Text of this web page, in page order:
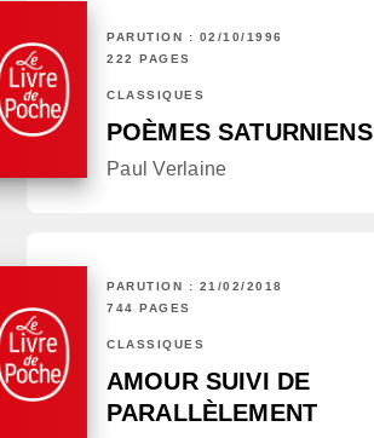
PARUTION : 02/10/1996
222 PAGES
CLASSIQUES
POÈMES SATURNIENS
Paul Verlaine
PARUTION : 21/02/2018
744 PAGES
CLASSIQUES
AMOUR SUIVI DE
PARALLÈLEMENT